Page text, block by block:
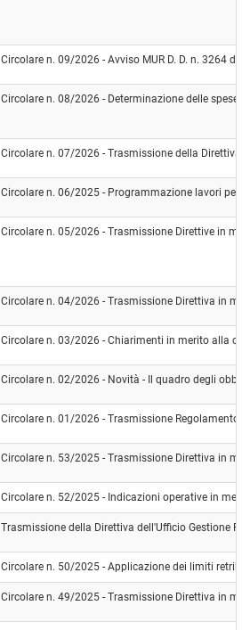
Circolare n. 09/2026 - Avviso MUR D. D. n. 3264
Circolare n. 08/2026 - Determinazione delle spese
Circolare n. 07/2026 - Trasmissione della Direttiva
Circolare n. 06/2025 - Programmazione lavori per
Circolare n. 05/2026 - Trasmissione Direttive in
Circolare n. 04/2026 - Trasmissione Direttiva in
Circolare n. 03/2026 - Chiarimenti in merito alla
Circolare n. 02/2026 - Novità - Il quadro degli
Circolare n. 01/2026 - Trasmissione Regolamento
Circolare n. 53/2025 - Trasmissione Direttiva in
Circolare n. 52/2025 - Indicazioni operative in
Trasmissione della Direttiva dell'Ufficio Gestione
Circolare n. 50/2025 - Applicazione dei limiti
Circolare n. 49/2025 - Trasmissione Direttiva in